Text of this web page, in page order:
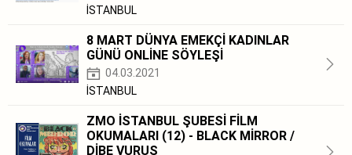
İSTANBUL
8 MART DÜNYA EMEKÇİ KADINLAR
GÜNÜ ONLİNE SÖYLEŞİ
04.03.2021
İSTANBUL
ZMO İSTANBUL ŞUBESİ FİLM
OKUMALARI (12) - BLACK MİRROR /
DİBE VURUŞ